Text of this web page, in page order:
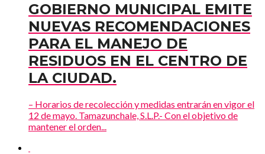
GOBIERNO MUNICIPAL EMITE
NUEVAS RECOMENDACIONES
PARA EL MANEJO DE
RESIDUOS EN EL CENTRO DE
LA CIUDAD.
– Horarios de recolección y medidas entrarán en vigor el
12 de mayo. Tamazunchale, S.L.P.- Con el objetivo de
mantener el orden...